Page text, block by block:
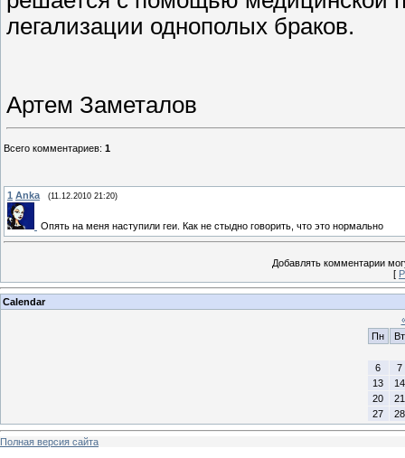
легализации однополых браков.
Артем Заметалов
Всего комментариев: 1
1 Anka (11.12.2010 21:20)
Опять на меня наступили геи. Как не стыдно говорить, что это нормально
Добавлять комментарии
[
Calendar
Пн
Вт
6
7
13
14
20
21
27
28
Полная версия сайта